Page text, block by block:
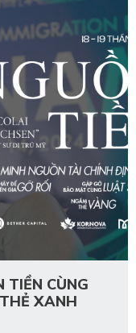
TIỀN CÙNG
XANH